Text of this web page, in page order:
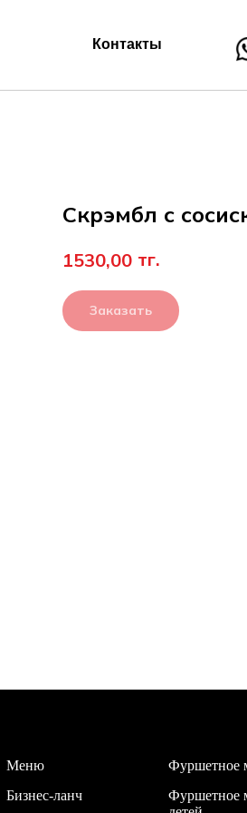
Контакты
Скрэмбл с
1530,00 тг.
Заказать
Меню
Бизнес-ланч
Фуршетное
Фуршетное